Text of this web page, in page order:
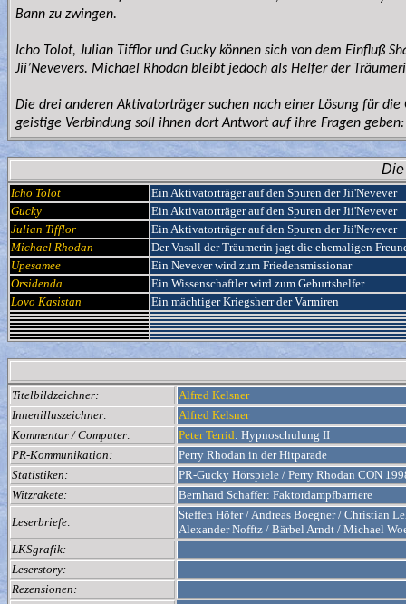
Bann zu zwingen.
Icho Tolot, Julian Tifflor und Gucky können sich von dem Einfluß
Jii’Nevevers. Michael Rhodan bleibt jedoch als Helfer der
Die drei anderen Aktivatorträger suchen nach einer Lösung für die
geistige Verbindung soll ihnen dort Antwort auf ihre Fragen geben:
Icho Tolot
Ein Aktivatorträger auf den Spuren der Jii'Nevever
Gucky
Ein Aktivatorträger auf den Spuren der Jii'Nevever
Julian Tifflor
Ein Aktivatorträger auf den Spuren der Jii'Nevever
Michael Rhodan
Der Vasall der Träumerin jagt die ehemaligen
Upesamee
Ein Nevever wird zum Friedensmissionar
Orsidenda
Ein Wissenschaftler wird zum Geburtshelfer
Lovo Kasistan
Ein mächtiger Kriegsherr der Varmiren
Titelbildzeichner:
Alfred Kelsner
Innenilluszeichner:
Alfred Kelsner
Kommentar / Computer:
Peter Terrid: Hypnoschulung II
PR-Kommunikation:
Perry Rhodan in der Hitparade
Statistiken:
PR-Gucky Hörspiele / Perry Rhodan CON
Witzrakete:
Bernhard Schaffer: Faktordampfbarriere
Leserbriefe:
Steffen Höfer / Andreas Boegner / Christian
Alexander Nofftz / Bärbel Arndt / Michael
LKSgrafik:
Leserstory:
Rezensionen: